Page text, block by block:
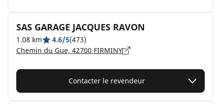
SAS GARAGE JACQUES RAVON
1.08 km 4.6/5(473)
Chemin du Gue, 42700 FIRMINY
Contacter le revendeur